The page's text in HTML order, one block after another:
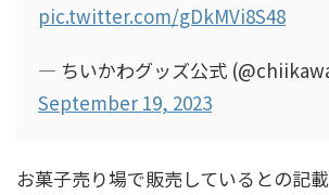
pic.twitter.com/gDkMVi8S48
— ちいかわグッズ公式
September 19, 2023
お菓子売り場で販売しているとの記載